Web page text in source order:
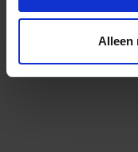
Alleen